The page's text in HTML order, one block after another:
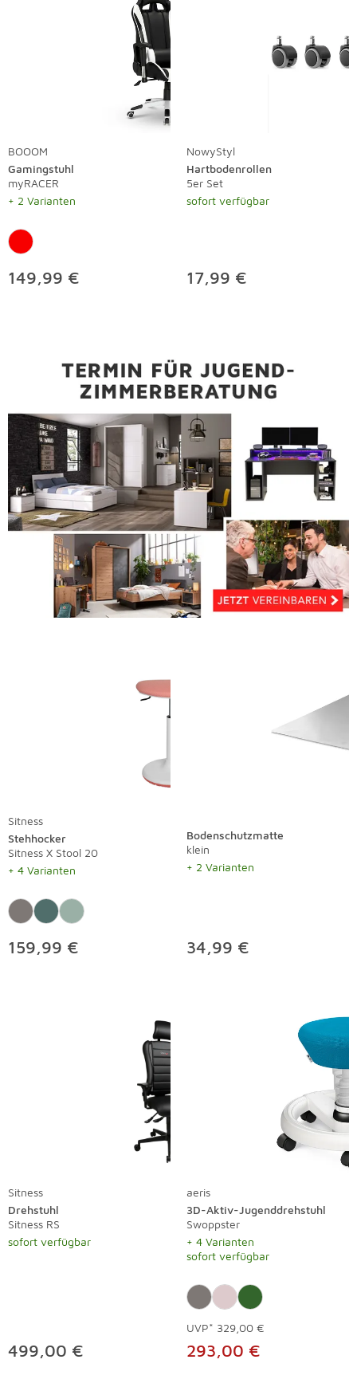
BOOOM
Gamingstuhl
myRACER
+ 2 Varianten
149,99 €
NowyStyl
Hartbodenrollen
5er Set
sofort verfügbar
17,99 €
Sitness
Stehhocker
Sitness X Stool 20
+ 4 Varianten
159,99 €
Bodenschutzmatte
klein
+ 2 Varianten
34,99 €
Sitness
Drehstuhl
Sitness RS
sofort verfügbar
499,00 €
aeris
3D-Aktiv-Jugenddrehstuhl
Swoppster
+ 4 Varianten
sofort verfügbar
UVP* 329,00 €
293,00 €